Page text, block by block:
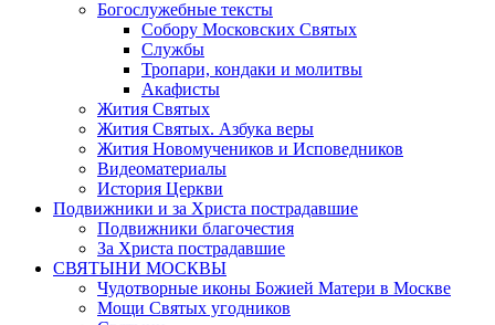
Богослужебные тексты
Собору Московских Святых
Службы
Тропари, кондаки и молитвы
Акафисты
Жития Святых
Жития Святых. Азбука веры
Жития Новомучеников и Исповедников
Видеоматериалы
История Церкви
Подвижники и за Христа пострадавшие
Подвижники благочестия
За Христа пострадавшие
СВЯТЫНИ МОСКВЫ
Чудотворные иконы Божией Матери в Москве
Мощи Святых угодников